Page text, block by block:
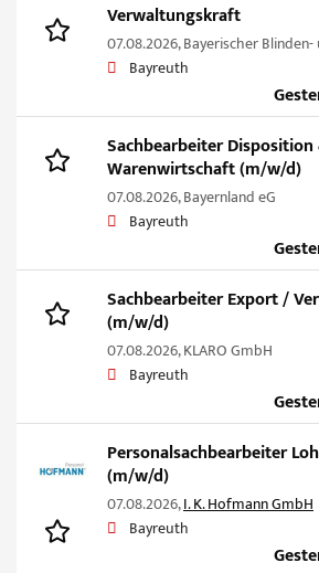
Verwaltungskraft
07.08.2026,Bayerischer Blinden-
Bayreuth
Sachbearbeiter Disposition
Warenwirtschaft (m/w/d)
07.08.2026,Bayernland eG
Bayreuth
Sachbearbeiter Export /
(m/w/d)
07.08.2026,KLARO GmbH
Bayreuth
Personalsachbearbeiter
(m/w/d)
07.08.2026,I. K. Hofmann GmbH
Bayreuth